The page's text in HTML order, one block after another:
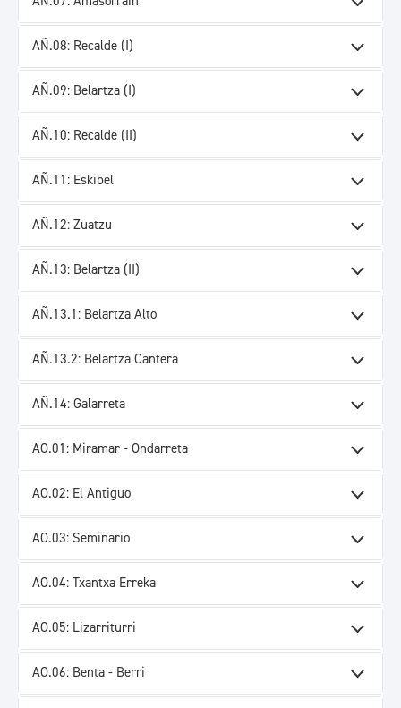
AÑ.08: Recalde (I)
AÑ.09: Belartza (I)
AÑ.10: Recalde (II)
AÑ.11: Eskibel
AÑ.12: Zuatzu
AÑ.13: Belartza (II)
AÑ.13.1: Belartza Alto
AÑ.13.2: Belartza Cantera
AÑ.14: Galarreta
AO.01: Miramar - Ondarreta
AO.02: El Antiguo
AO.03: Seminario
AO.04: Txantxa Erreka
AO.05: Lizarriturri
AO.06: Benta - Berri